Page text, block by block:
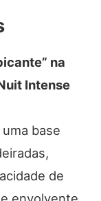
na
Intense
base
de